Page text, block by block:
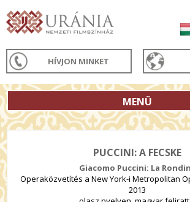
HÍVJON MINKET
MENÜ
PUCCINI: A FECSKE
Giacomo Puccini: La
Operaközvetítés a New York-i Metropolitan
2013